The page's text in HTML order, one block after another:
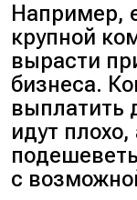
Например,
крупной
вырасти
бизнеса.
выплатить
идут
с